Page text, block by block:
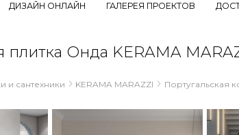
ДИЗАЙН ОНЛАЙН ГАЛЕРЕЯ ПРОЕКТОВ
плитка Онда KERAMA
и сантехники KERAMA MARAZZI Португальская